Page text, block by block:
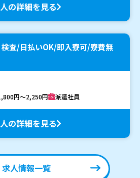
の詳細を見る
査/日払いOK/即入寮可/寮費無
円～2,250円 派遣社員
の詳細を見る
求人情報一覧